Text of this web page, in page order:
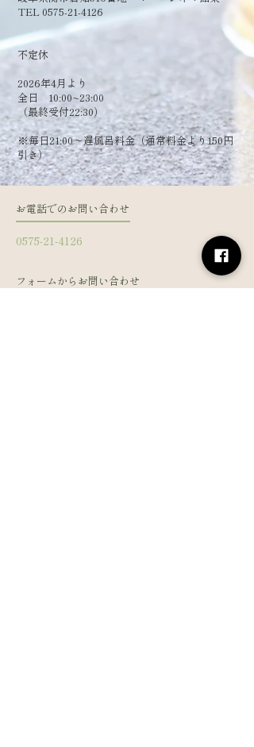
TEL 0575-21-4126
​不定休
2026年4月より
全日 10:00~23:00
（最終受付22:30）
​※毎日21:00～遅風呂料金（通常料金より150円
引き）
お電話でのお問い合わせ
0575-21-4126
フォームからお問い合わせ